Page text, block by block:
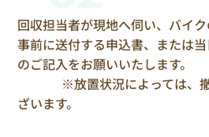
回収担当者が現地へ伺い、バイク
事前に送付する申込書、または
のご記入をお願いいたします。
※放置状況によっては、撤
ざいます。